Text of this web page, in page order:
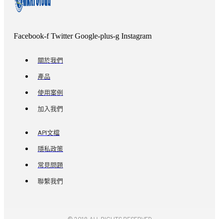
Facebook-f Twitter Google-plus-g Instagram
關於我們
產品
使用案例
加入我們
API文檔
隱私政策
常見問題
聯繫我們